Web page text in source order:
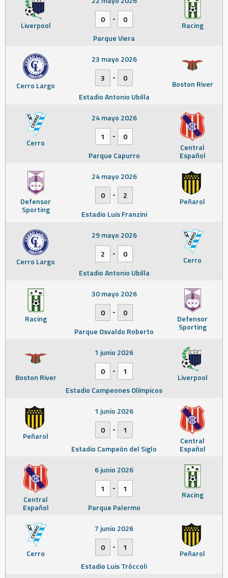
Liverpool Racing
0
-
0
Parque Viera
Cerro Largo Boston River
23 mayo 2026
3
-
0
Estadio Antonio Ubilla
Cerro Central
Español
24 mayo 2026
1
-
0
Parque Capurro
Defensor
Sporting
Peñarol
24 mayo 2026
0
-
2
Estadio Luis Franzini
Cerro Largo Cerro
29 mayo 2026
2
-
0
Estadio Antonio Ubilla
Racing Defensor
Sporting
30 mayo 2026
0
-
0
Parque Osvaldo Roberto
Boston River Liverpool
1 junio 2026
0
-
1
Estadio Campeones Olímpicos
Peñarol Central
Español
1 junio 2026
0
-
1
Estadio Campeón del Siglo
Central
Español
Racing
6 junio 2026
1
-
1
Parque Palermo
Cerro Peñarol
7 junio 2026
0
-
1
Estadio Luis Tróccoli